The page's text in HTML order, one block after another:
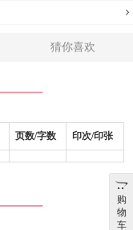
猜你喜欢
页数/字数 印次/印张
购
物
车